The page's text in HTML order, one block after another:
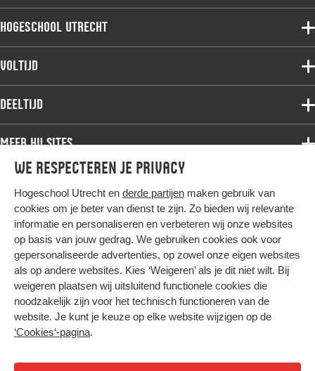
We respecteren je privacy
Hogeschool Utrecht en derde partijen maken gebruik van
cookies om je beter van dienst te zijn. Zo bieden wij relevante
informatie en personaliseren en verbeteren wij onze websites
op basis van jouw gedrag. We gebruiken cookies ook voor
gepersonaliseerde advertenties, op zowel onze eigen websites
als op andere websites. Kies ‘Weigeren’ als je dit niet wilt. Bij
weigeren plaatsen wij uitsluitend functionele cookies die
noodzakelijk zijn voor het technisch functioneren van de
website. Je kunt je keuze op elke website wijzigen op de
‘Cookies‘-pagina.
Hogeschool Utrecht
Voltijdopleidingen
Deeltijdopleidingen
Onderzoek
Werken bij de HU
Contact
Voltijd
Associate degree
Bachelor
Master
Studiekeuze voltijd
Deeltijd
Associate degree
Bachelor
Master
Post-master
Studiekeuze deeltijd
Meer HU sites
HU International
HU Bibliotheek
HU Ontwikkelt
Duurzame HU
Intranet
Trajectum
Hier komt alles samen
Colofon
Privacy
Cookies
Nieuwsbrief